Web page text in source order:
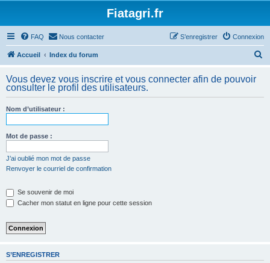
Fiatagri.fr
FAQ Nous contacter Connexion
S’enregistrer
Accueil Index du forum
h
Vous devez vous inscrire et vous connecter afin de pouvoir
consulter le profil des utilisateurs.
Nom d’utilisateur :
Mot de passe :
J’ai oublié mon mot de passe
Renvoyer le courriel de confirmation
Se souvenir de moi
Cacher mon statut en ligne pour cette session
S’ENREGISTRER